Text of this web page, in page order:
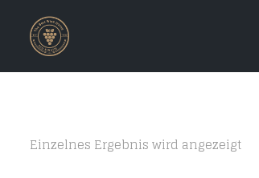
Einzelnes Ergebnis wird angezeigt